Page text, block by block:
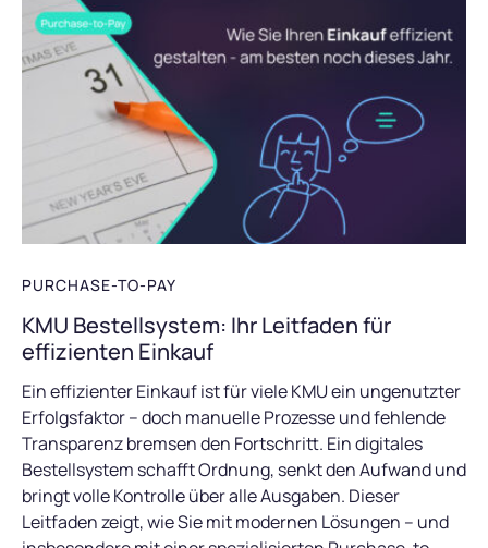
PURCHASE-TO-PAY
KMU Bestellsystem: Ihr Leitfaden für
effizienten Einkauf
Ein effizienter Einkauf ist für viele KMU ein ungenutzter
Erfolgsfaktor – doch manuelle Prozesse und fehlende
Transparenz bremsen den Fortschritt. Ein digitales
Bestellsystem schafft Ordnung, senkt den Aufwand und
bringt volle Kontrolle über alle Ausgaben. Dieser
Leitfaden zeigt, wie Sie mit modernen Lösungen – und